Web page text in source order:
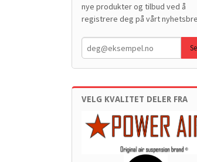
nye produkter og tilbud ved å
registrere deg på vårt
VELG KVALITET DELER FRA